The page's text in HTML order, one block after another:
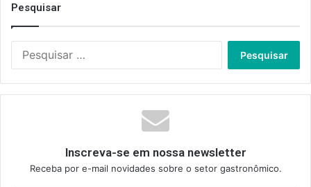
Pesquisar
Inscreva-se em nossa newsletter
Receba por e-mail novidades sobre o setor gastronômico.